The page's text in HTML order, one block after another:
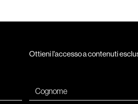
Ottieni l'accesso a contenuti